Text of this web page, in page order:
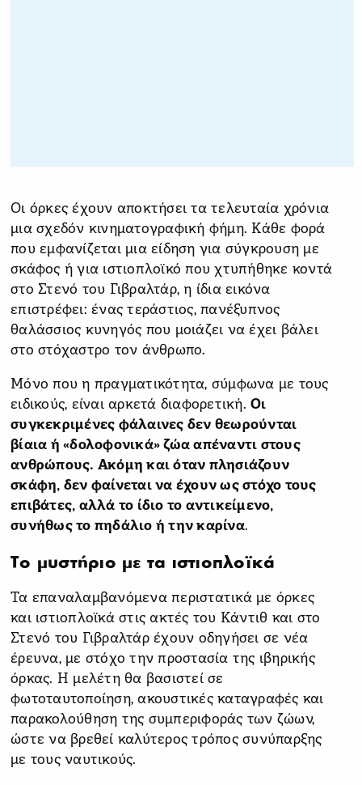
Οι όρκες έχουν αποκτήσει τα τελευταία χρόνια
μια σχεδόν κινηματογραφική φήμη. Κάθε φορά
που εμφανίζεται μια είδηση για σύγκρουση με
σκάφος ή για ιστιοπλοϊκό που χτυπήθηκε κοντά
στο Στενό του Γιβραλτάρ, η ίδια εικόνα
επιστρέφει: ένας τεράστιος, πανέξυπνος
θαλάσσιος κυνηγός που μοιάζει να έχει βάλει
στο στόχαστρο τον άνθρωπο.
Μόνο που η πραγματικότητα, σύμφωνα με τους
ειδικούς, είναι αρκετά διαφορετική. Οι
συγκεκριμένες φάλαινες δεν θεωρούνται
βίαια ή «δολοφονικά» ζώα απέναντι στους
ανθρώπους. Ακόμη και όταν πλησιάζουν
σκάφη, δεν φαίνεται να έχουν ως στόχο τους
επιβάτες, αλλά το ίδιο το αντικείμενο,
συνήθως το πηδάλιο ή την καρίνα.
Το μυστήριο με τα ιστιοπλοϊκά
Τα επαναλαμβανόμενα περιστατικά με όρκες
και ιστιοπλοϊκά στις ακτές του Κάντιθ και στο
Στενό του Γιβραλτάρ έχουν οδηγήσει σε νέα
έρευνα, με στόχο την προστασία της ιβηρικής
όρκας. Η μελέτη θα βασιστεί σε
φωτοταυτοποίηση, ακουστικές καταγραφές και
παρακολούθηση της συμπεριφοράς των ζώων,
ώστε να βρεθεί καλύτερος τρόπος συνύπαρξης
με τους ναυτικούς.